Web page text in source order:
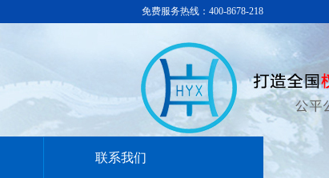
免费服务热线：400-8678-218
联系我们